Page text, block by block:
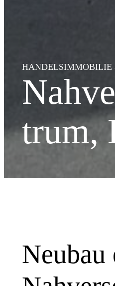
HANDELSIMMOBILIE
trum,
Neubau